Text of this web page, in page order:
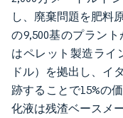
し、廃棄問題を肥料
の9,500基のプラン
はペレット製造ライ
ドル）を拠出し、イ
跡することで15%の
化液は残渣ベースメ